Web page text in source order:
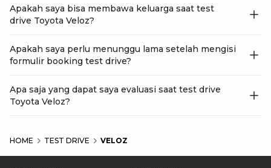
Apakah saya bisa membawa keluarga saat test
drive Toyota Veloz?
Apakah saya perlu menunggu lama setelah mengisi
formulir booking test drive?
Apa saja yang dapat saya evaluasi saat test drive
Toyota Veloz?
HOME TEST DRIVE VELOZ